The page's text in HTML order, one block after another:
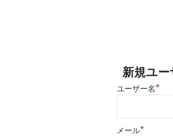
新規ユ
ユーザー名*
メール*